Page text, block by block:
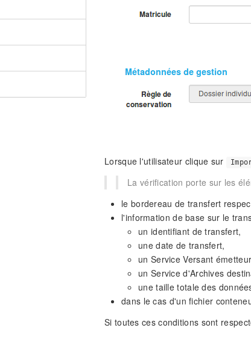
Lorsque l'utilisateur clique sur
La vérification porte sur les
le bordereau de transfert
l'information de base sur le
un identifiant de transfert,
une date de transfert,
un Service Versant
un Service d'Archives
une taille totale des
dans le cas d'un fichier
Si toutes ces conditions sont